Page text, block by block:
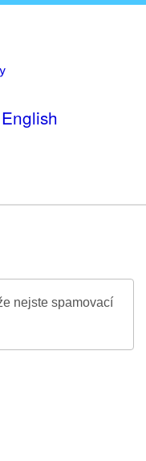
English
nejste spamovací